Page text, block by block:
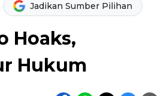
Jadikan Sumber Pilihan
Hoaks,
Hukum